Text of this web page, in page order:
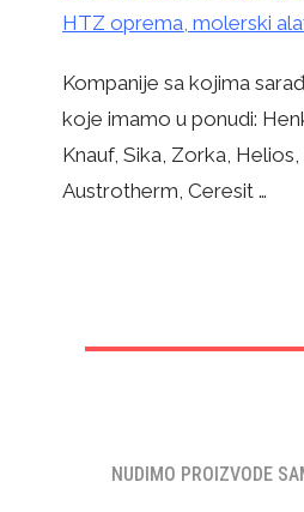
HTZ oprema,molerski
Kompanije sa kojima
koje imamo u ponudi:
Knauf, Sika, Zorka, Helios,
Austrotherm, Ceresit …
NUDIMO PROIZVODE